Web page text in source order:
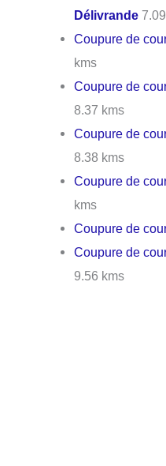
Délivrande
Coupure de
kms
Coupure de
8.37 kms
Coupure de
8.38 kms
Coupure de
kms
Coupure de
Coupure de
9.56 kms